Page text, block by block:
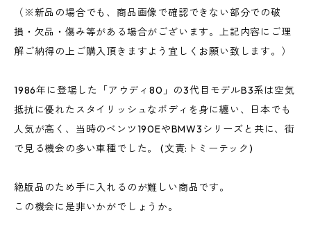
（※新品の場合でも、商品画像で確認できない部分での破
損・欠品・傷み等がある場合がございます。上記内容にご理
解ご納得の上ご購入頂きますよう宜しくお願い致します。）
1986年に登場した「アウディ80」の3代目モデルB3系は空気
抵抗に優れたスタイリッシュなボディを身に纏い、日本でも
人気が高く、当時のベンツ190EやBMW3シリーズと共に、街
で見る機会の多い車種でした。 (文責:トミーテック)
絶版品のため手に入れるのが難しい商品です。
この機会に是非いかがでしょうか。